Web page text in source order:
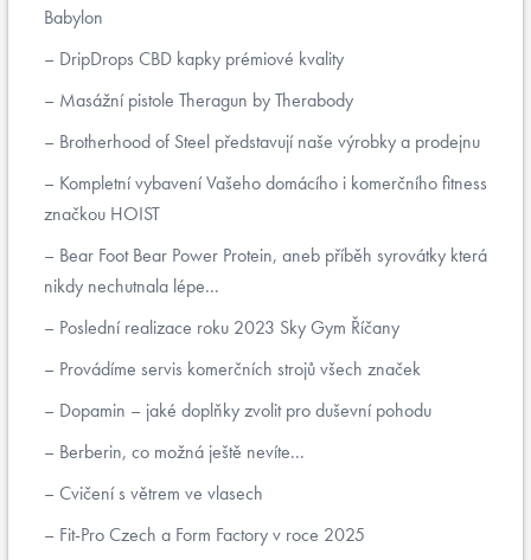
Babylon
DripDrops CBD kapky prémiové kvality
Masážní pistole Theragun by Therabody
Brotherhood of Steel představují naše výrobky a prodejnu
Kompletní vybavení Vašeho domácího i komerčního fitness
značkou HOIST
Bear Foot Bear Power Protein, aneb příběh syrovátky která
nikdy nechutnala lépe...
Poslední realizace roku 2023 Sky Gym Říčany
Provádíme servis komerčních strojů všech značek
Dopamin – jaké doplňky zvolit pro duševní pohodu
Berberin, co možná ještě nevíte...
Cvičení s větrem ve vlasech
Fit-Pro Czech a Form Factory v roce 2025